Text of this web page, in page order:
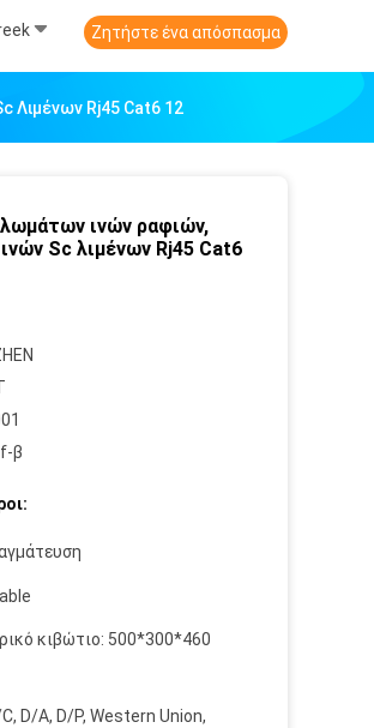
Ζητήστε ένα απόσπασμα
Λιμένων Rj45 Cat6 12
ινών ραφιών,
Sc λιμένων Rj45 Cat6
β
κιβώτιο: 500*300*460
D/A, D/P, Western Union,